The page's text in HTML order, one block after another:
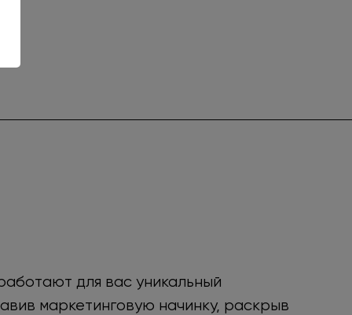
для вас уникальный
маркетинговую начинку, раскрыв